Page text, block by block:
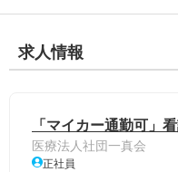
求人情報
「マイカー通勤可」
医療法人社団一真会
正社員